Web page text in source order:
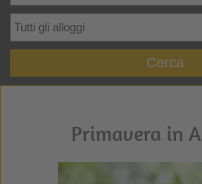
Cerca
Primavera in